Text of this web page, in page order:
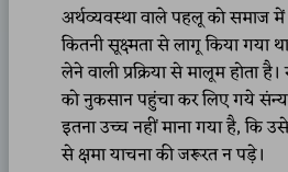
अर्थव्यवस्था वाले पहलू को समाज में
कितनी सूक्ष्मता से लागू किया गया
लेने वाली प्रक्रिया से मालूम होता
को नुकसान पहुंचा कर लिए गये
इतना उच्च नहीं माना गया है, कि
से क्षमा याचना की जरूरत न पड़े।